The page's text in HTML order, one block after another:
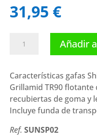
31,95 €
gafas
cantidad
Añadir
Características gafas
Grillamid TR90 flotante
recubiertas de goma y
Incluye funda de
Ref. SUNSP02